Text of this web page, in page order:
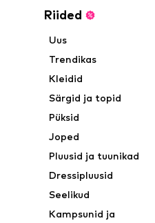
Riided
Uus
Trendikas
Kleidid
Särgid ja topid
Püksid
Joped
Pluusid ja tuunikad
Dressipluusid
Seelikud
Kampsunid ja